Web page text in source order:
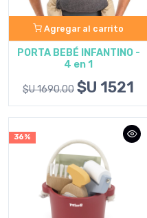
Agregar al carrito
PORTA BEBÉ INFANTINO -
4 en 1
$U 1690.00 $U 1521
36%